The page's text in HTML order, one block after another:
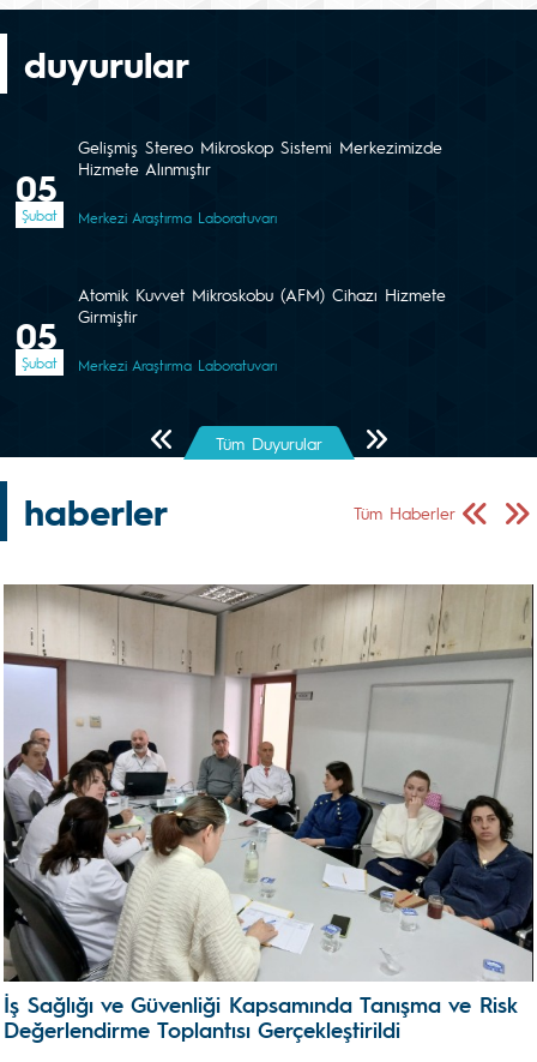
duyurular
05
Şubat
Gelişmiş Stereo Mikroskop Sistemi Merkezimizde
Hizmete Alınmıştır
Merkezi Araştırma Laboratuvarı
05
Şubat
Atomik Kuvvet Mikroskobu (AFM) Cihazı Hizmete
Girmiştir
Merkezi Araştırma Laboratuvarı
Önceki SayfaTüm Duyurular Sonraki Sayfa
haberler Tüm Haberler
Önceki
İş Sağlığı ve Güvenliği Kapsamında Tanışma ve Risk
Değerlendirme Toplantısı Gerçekleştirildi